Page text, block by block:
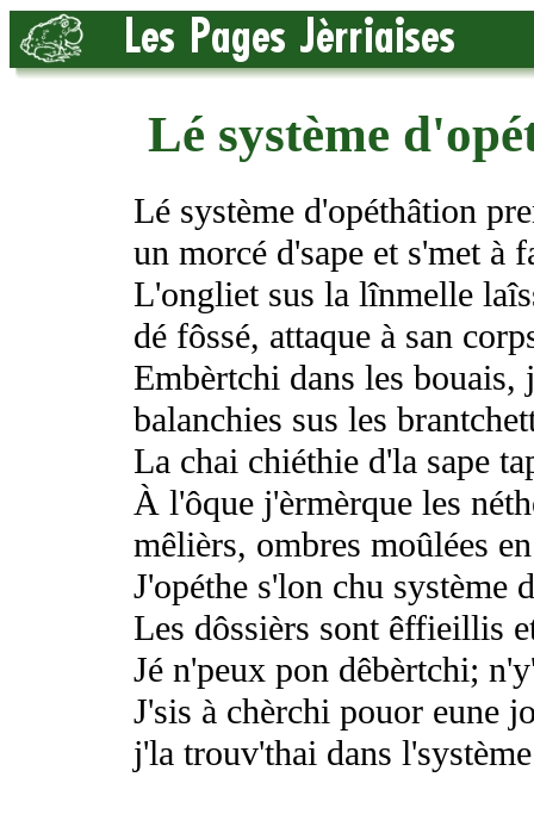
Lé système
Lé système d'opéthâtion
un morcé d'sape et s'met à
L'ongliet sus la lînmelle
dé fôssé, attaque à san
Embèrtchi dans les bouais,
balanchies sus les
La chai chiéthie d'la sape
À l'ôque j'èrmèrque les
mêlièrs, ombres moûlées
J'opéthe s'lon chu système
Les dôssièrs sont êffieillis
Jé n'peux pon dêbèrtchi;
J'sis à chèrchi pouor eune
j'la trouv'thai dans